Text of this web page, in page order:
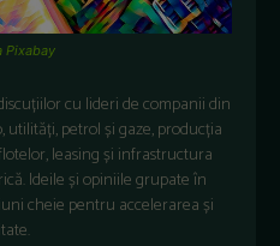
Pixabay
cu lideri de companii din
petrol și gaze, producția
leasing și infrastructura
Ideile și opiniile grupate în
cheie pentru accelerarea și